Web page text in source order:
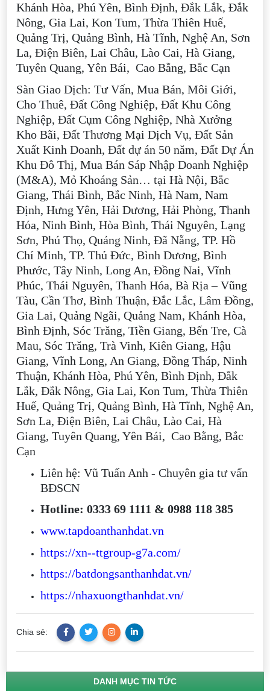
Khánh Hòa, Phú Yên, Bình Định, Đắk Lắk, Đắk
Nông, Gia Lai, Kon Tum, Thừa Thiên Huế,
Quảng Trị, Quảng Bình, Hà Tĩnh, Nghệ An, Sơn
La, Điện Biên, Lai Châu, Lào Cai, Hà Giang,
Tuyên Quang, Yên Bái, Cao Bằng, Bắc Cạn
Sàn Giao Dịch: Tư Vấn, Mua Bán, Môi Giới,
Cho Thuê, Đất Công Nghiệp, Đất Khu Công
Nghiệp, Đất Cụm Công Nghiệp, Nhà Xưởng
Kho Bãi, Đất Thương Mại Dịch Vụ, Đất Sản
Xuất Kinh Doanh, Đất dự án 50 năm, Đất Dự Án
Khu Đô Thị, Mua Bán Sáp Nhập Doanh Nghiệp
(M&A), Mỏ Khoáng Sản… tại Hà Nội, Bắc
Giang, Thái Bình, Bắc Ninh, Hà Nam, Nam
Định, Hưng Yên, Hải Dương, Hải Phòng, Thanh
Hóa, Ninh Bình, Hòa Bình, Thái Nguyên, Lạng
Sơn, Phú Thọ, Quảng Ninh, Đã Nẵng, TP. Hồ
Chí Minh, TP. Thủ Đức, Bình Dương, Bình
Phước, Tây Ninh, Long An, Đồng Nai, Vĩnh
Phúc, Thái Nguyên, Thanh Hóa, Bà Rịa – Vũng
Tàu, Cần Thơ, Bình Thuận, Đắc Lắc, Lâm Đồng,
Gia Lai, Quảng Ngãi, Quảng Nam, Khánh Hòa,
Bình Định, Sóc Trăng, Tiền Giang, Bến Tre, Cà
Mau, Sóc Trăng, Trà Vinh, Kiên Giang, Hậu
Giang, Vĩnh Long, An Giang, Đồng Tháp, Ninh
Thuận, Khánh Hòa, Phú Yên, Bình Định, Đắk
Lắk, Đắk Nông, Gia Lai, Kon Tum, Thừa Thiên
Huế, Quảng Trị, Quảng Bình, Hà Tĩnh, Nghệ An,
Sơn La, Điện Biên, Lai Châu, Lào Cai, Hà
Giang, Tuyên Quang, Yên Bái, Cao Bằng, Bắc
Cạn
Liên hệ: Vũ Tuấn Anh - Chuyên gia tư vấn
BĐSCN
Hotline: 0333 69 1111 & 0988 118 385
www.tapdoanthanhdat.vn
https://xn--ttgroup-g7a.com/
https://batdongsanthanhdat.vn/
https://nhaxuongthanhdat.vn/
Chia sẻ:
DANH MỤC TIN TỨC